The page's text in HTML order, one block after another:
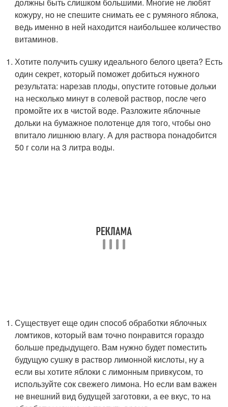
должны быть слишком большими. Многие не любят
кожуру, но не спешите снимать ее с румяного яблока,
ведь именно в ней находится наибольшее количество
витаминов.
Хотите получить сушку идеального белого цвета? Есть
один секрет, который поможет добиться нужного
результата: нарезав плоды, опустите готовые дольки
на несколько минут в солевой раствор, после чего
промойте их в чистой воде. Разложите яблочные
дольки на бумажное полотенце для того, чтобы оно
впитало лишнюю влагу. А для раствора понадобится
50 г соли на 3 литра воды.
Существует еще один способ обработки яблочных
ломтиков, который вам точно понравится гораздо
больше предыдущего. Вам нужно будет поместить
будущую сушку в раствор лимонной кислоты, ну а
если вы хотите яблоки с лимонным привкусом, то
используйте сок свежего лимона. Но если вам важен
не внешний вид будущей заготовки, а ее вкус, то на